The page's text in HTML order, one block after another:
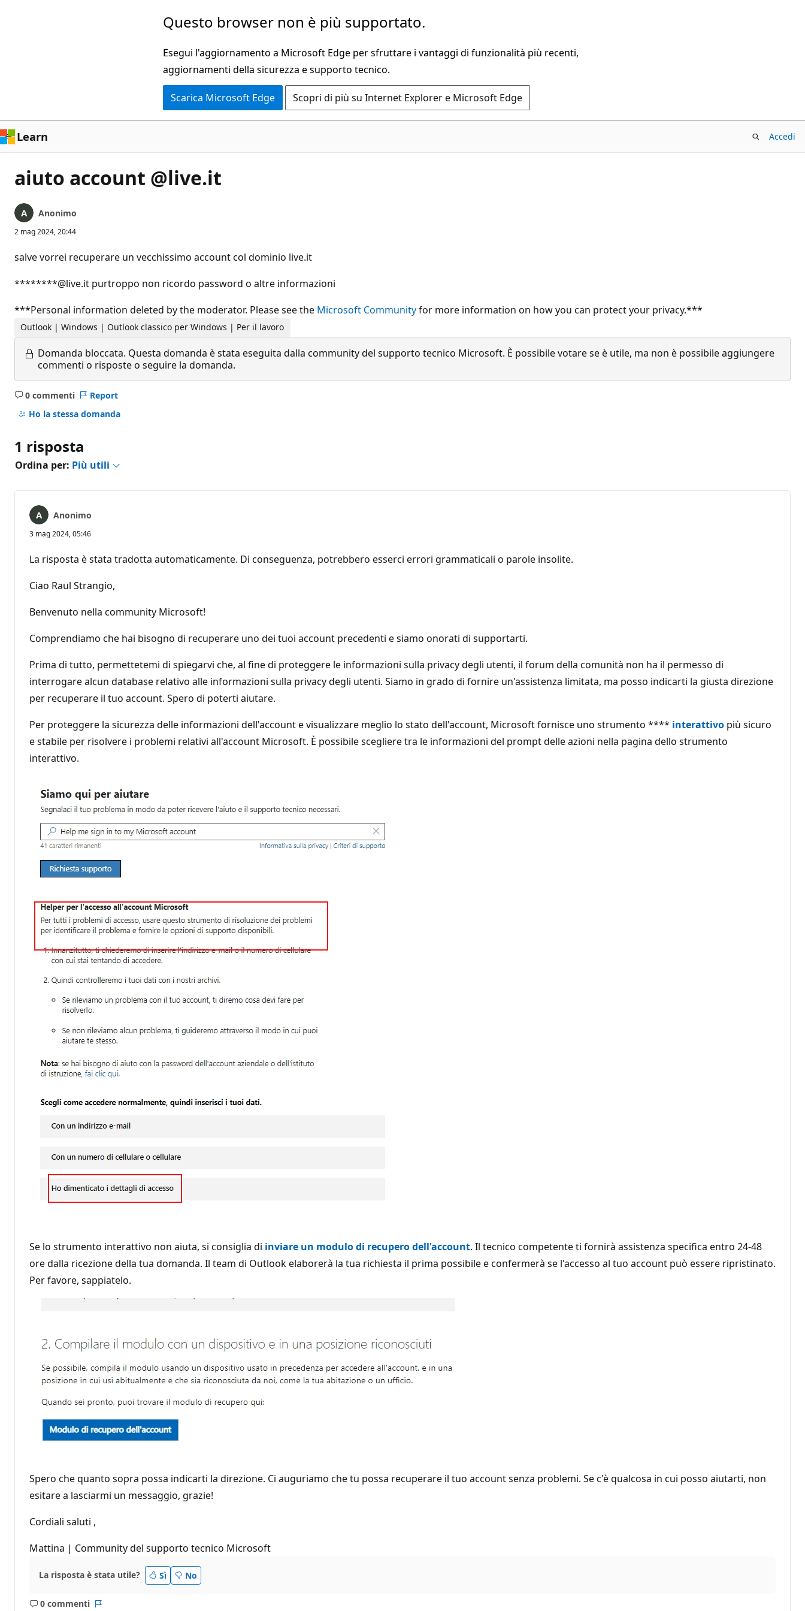
Questo browser non è più supportato.
Esegui l'aggiornamento a Microsoft Edge per sfruttare i vantaggi di funzionalità più recenti,
aggiornamenti della sicurezza e supporto tecnico.
Scarica Microsoft Edge Scopri di più su Internet Explorer e Microsoft Edge
Learn Accedi
aiuto account @live.it
Anonimo
2 mag 2024, 20:44
salve vorrei recuperare un vecchissimo account col dominio live.it
********@live.it purtroppo non ricordo password o altre informazioni
***Personal information deleted by the moderator. Please see the Microsoft Communityfor more information on how you can protect your privacy.***
Outlook | Windows | Outlook classico per Windows | Per il lavoro
Domanda bloccata. Questa domanda è stata eseguita dalla community del supporto tecnico Microsoft. È possibile votare se è utile, ma non è possibile aggiungere
commenti o risposte o seguire la domanda.
0 commenti
Nessun
commento
Report
Ho la stessa domanda
1 risposta
Ordina per: Più utili
Anonimo
3 mag 2024, 05:46
La risposta è stata tradotta automaticamente. Di conseguenza, potrebbero esserci errori grammaticali o parole insolite.
Ciao Raul Strangio,
Benvenuto nella community Microsoft!
Comprendiamo che hai bisogno di recuperare uno dei tuoi account precedenti e siamo onorati di supportarti.
Prima di tutto, permettetemi di spiegarvi che, al fine di proteggere le informazioni sulla privacy degli utenti, il forum della comunità non ha il permesso di
interrogare alcun database relativo alle informazioni sulla privacy degli utenti. Siamo in grado di fornire un'assistenza limitata, ma posso indicarti la giusta direzione
per recuperare il tuo account. Spero di poterti aiutare.
Per proteggere la sicurezza delle informazioni dell'account e visualizzare meglio lo stato dell'account, Microsoft fornisce uno strumento **** interattivo più sicuro
e stabile per risolvere i problemi relativi all'account Microsoft. È possibile scegliere tra le informazioni del prompt delle azioni nella pagina dello strumento
interattivo.
Se lo strumento interattivo non aiuta, si consiglia di inviare un modulo di recupero dell'account. Il tecnico competente ti fornirà assistenza specifica entro 24-48
ore dalla ricezione della tua domanda. Il team di Outlook elaborerà la tua richiesta il prima possibile e confermerà se l'accesso al tuo account può essere ripristinato.
Per favore, sappiatelo.
Spero che quanto sopra possa indicarti la direzione. Ci auguriamo che tu possa recuperare il tuo account senza problemi. Se c'è qualcosa in cui posso aiutarti, non
esitare a lasciarmi un messaggio, grazie!
Cordiali saluti ,
Mattina | Community del supporto tecnico Microsoft
La risposta è stata utile? Sì No
0 commenti